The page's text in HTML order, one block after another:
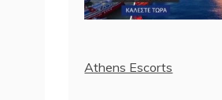
Athens Escorts